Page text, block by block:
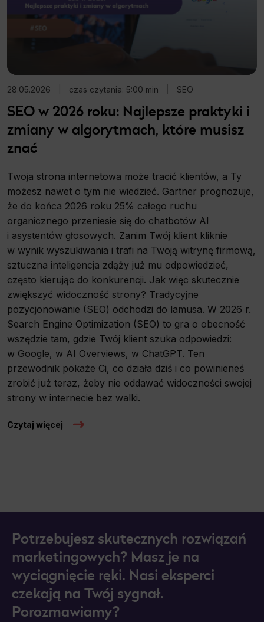
28.05.2026 czas czytania: 5:00 min SEO
SEO w 2026 roku: Najlepsze praktyki i
zmiany w algorytmach, które musisz
znać
Twoja strona internetowa może tracić klientów, a Ty
możesz nawet o tym nie wiedzieć. Gartner prognozuje,
że do końca 2026 roku 25% całego ruchu
organicznego przeniesie się do chatbotów AI
i asystentów głosowych. Zanim Twój klient kliknie
w wynik wyszukiwania i trafi na Twoją witrynę firmową,
sztuczna inteligencja zdąży już mu odpowiedzieć,
często kierując do konkurencji. Jak więc skutecznie
zwiększyć widoczność strony? Tradycyjne
pozycjonowanie (SEO) odchodzi do lamusa. W 2026 r.
Search Engine Optimization (SEO) to gra o obecność
wszędzie tam, gdzie Twój klient szuka odpowiedzi:
w Google, w AI Overviews, w ChatGPT. Ten
przewodnik pokaże Ci, co działa dziś i co powinieneś
zrobić już teraz, żeby nie oddawać widoczności swojej
strony w internecie bez walki.
Czytaj więcej
Potrzebujesz skutecznych rozwiązań
marketingowych? Masz je na
wyciągnięcie ręki. Nasi eksperci
czekają na Twój sygnał.
Porozmawiamy?